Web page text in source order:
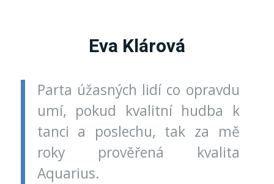
Eva Klárová
Parta úžasných lidí co opravdu
umí, pokud kvalitní hudba k
tanci a poslechu, tak za mě
roky prověřená kvalita
Aquarius.